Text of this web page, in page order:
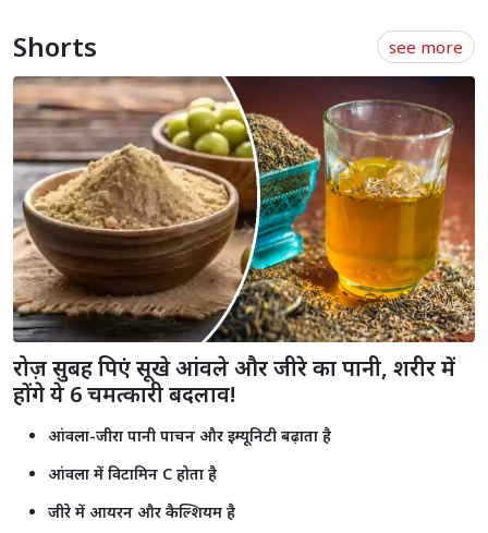
Shorts see more
रोज़ सुबह पिएं सूखे आंवले और जीरे का पानी, शरीर में
होंगे ये 6 चमत्कारी बदलाव!
आंवला-जीरा पानी पाचन और इम्यूनिटी बढ़ाता है
आंवला में विटामिन C होता है
जीरे में आयरन और कैल्शियम है